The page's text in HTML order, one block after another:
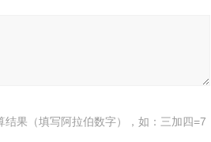
结果（填写阿拉伯数字），如：三加四=7